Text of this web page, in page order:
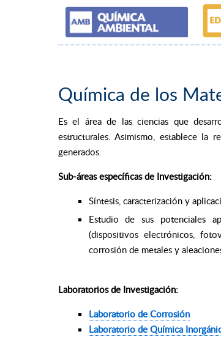
Química de los
Es el área de las ciencias que
estructurales. Asimismo, establece la
generados.
Sub-áreas específicas de Investigación:
Síntesis, caracterización y
Estudio de sus potenciales
(dispositivos electrónicos,
corrosión de metales y
Laboratorios de Investigación:
Laboratorio de Corrosión
Laboratorio de Química